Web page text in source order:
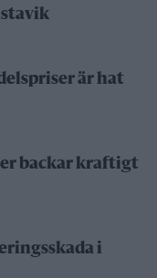
är hat
backar kraftigt
i